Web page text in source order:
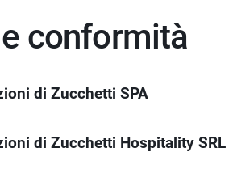
conformità
di Zucchetti SPA
di Zucchetti Hospitality SRL